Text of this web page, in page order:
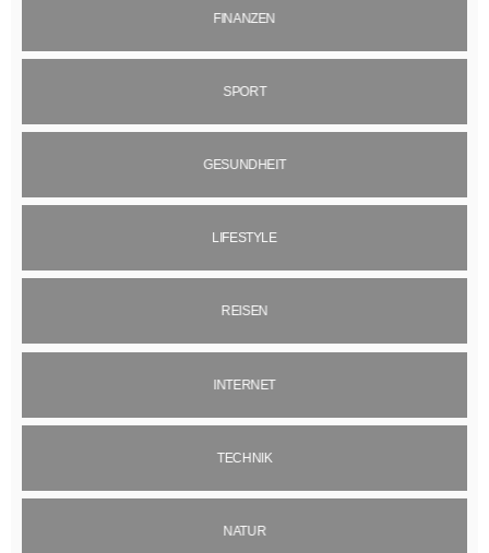
FINANZEN
SPORT
GESUNDHEIT
LIFESTYLE
REISEN
INTERNET
TECHNIK
NATUR